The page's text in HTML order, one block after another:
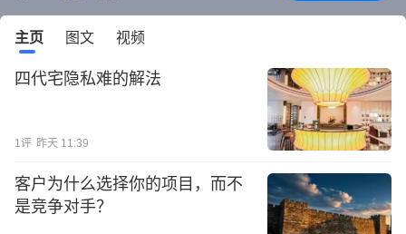
主页 图文 视频
四代宅隐私难的解法
1 评 昨天 11:39
客户为什么选择你的项目，而不
是竞争对手？